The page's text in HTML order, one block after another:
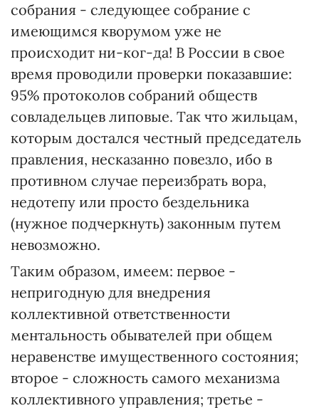
собрания - следующее собрание с
имеющимся кворумом уже не
происходит ни-ког-да! В России в свое
время проводили проверки показавшие:
95% протоколов собраний обществ
совладельцев липовые. Так что жильцам,
которым достался честный председатель
правления, несказанно повезло, ибо в
противном случае переизбрать вора,
недотепу или просто бездельника
(нужное подчеркнуть) законным путем
невозможно.
Таким образом, имеем: первое -
непригодную для внедрения
коллективной ответственности
ментальность обывателей при общем
неравенстве имущественного состояния;
второе - сложность самого механизма
коллективного управления; третье -